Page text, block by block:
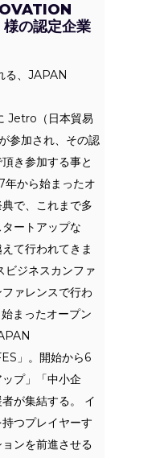
の認定企業
る、JAPAN
Jetro（日本貿易
参加され、その認
き参加する事と
から始まったオ
で、これまで多
ートアップな
て行われてきま
ビジネスカンファ
ァレンスで行わ
まったオープン
」。開始から6
プ」「中小企
が集結する。 イ
つプレイヤーす
ンを前進させる